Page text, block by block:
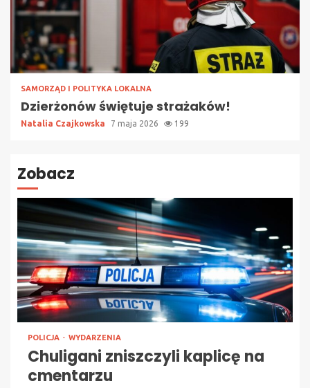
SAMORZĄD I POLITYKA LOKALNA
Dzierżonów świętuje strażaków!
Natalia Czajkowska 7 maja 2026 199
Zobacz
POLICJA WYDARZENIA
Chuligani zniszczyli kaplicę na
cmentarzu